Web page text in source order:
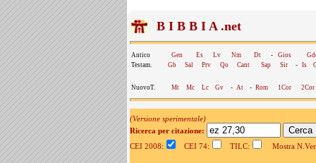
B I B B I A .net
Antico Gen Es Lv Nm Dt - Gios
Testam.
Gb Sal Prv Qo Cant Sap Sir - Is
NuovoT. Mt Mc Lc Gv - At - Rom 1Cor 2Cor
(Versione sperimentale)
Ricerca per citazione:
CEI 2008:
CEI 74: TILC: Mostra